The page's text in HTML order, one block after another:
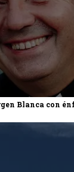
Blanca con